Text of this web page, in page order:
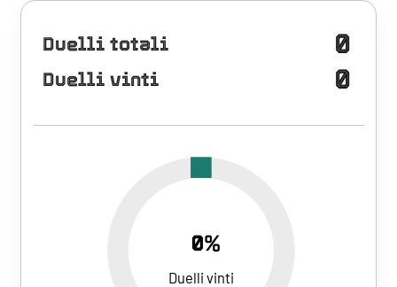
Duelli totali 0
Duelli vinti 0
0%
Duelli vinti